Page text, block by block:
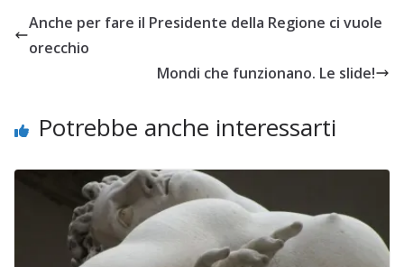
Anche per fare il Presidente della Regione ci vuole
orecchio
Mondi che funzionano. Le slide!
Potrebbe anche interessarti